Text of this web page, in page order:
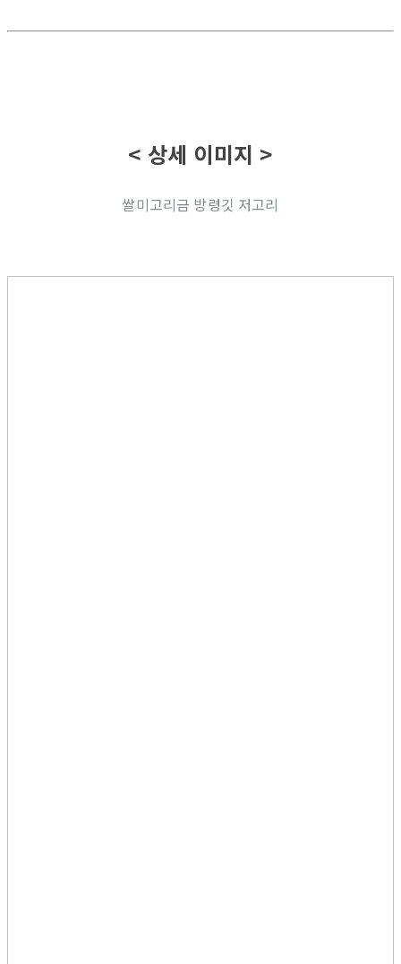
< 상세 이미지 >
쌀미고리금 방령깃 저고리